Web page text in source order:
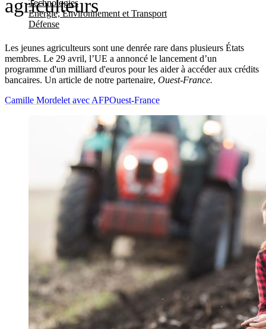
Technologies
Energie, Environnement et Transport
Défense
agriculteurs
Les jeunes agriculteurs sont une denrée rare dans plusieurs États
membres. Le 29 avril, l’UE a annoncé le lancement d’un
programme d'un milliard d'euros pour les aider à accéder aux crédits
bancaires. Un article de notre partenaire, Ouest-France.
Camille Mordelet avec AFPOuest-France